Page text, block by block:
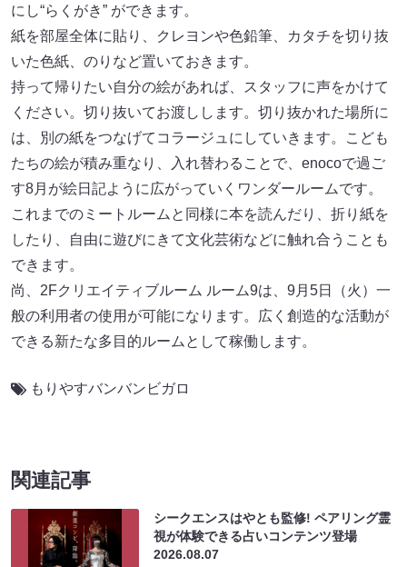
にし“らくがき” ができます。
紙を部屋全体に貼り、クレヨンや色鉛筆、カタチを切り抜
いた色紙、のりなど置いておきます。
持って帰りたい自分の絵があれば、スタッフに声をかけて
ください。切り抜いてお渡しします。切り抜かれた場所に
は、別の紙をつなげてコラージュにしていきます。こども
たちの絵が積み重なり、入れ替わることで、enocoで過ご
す8月が絵日記ように広がっていくワンダールームです。
これまでのミートルームと同様に本を読んだり、折り紙を
したり、自由に遊びにきて文化芸術などに触れ合うことも
できます。
尚、2Fクリエイティブルーム ルーム9は、9月5日（火）一
般の利用者の使用が可能になります。広く創造的な活動が
できる新たな多目的ルームとして稼働します。
もりやすバンバンビガロ
関連記事
シークエンスはやとも監修! ペアリング霊
視が体験できる占いコンテンツ登場
2026.08.07